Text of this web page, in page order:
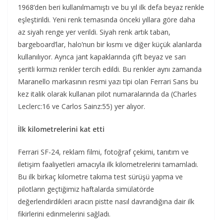
1968’den beri kullanılmamıştı ve bu yıl ilk defa beyaz renkle
eşleştirildi. Yeni renk temasında önceki yıllara göre daha
az siyah renge yer verildi. Siyah renk artık taban,
bargeboard’lar, halo’nun bir kısmı ve diğer küçük alanlarda
kullanılıyor. Ayrıca jant kapaklarında çift beyaz ve sarı
şeritli kırmızı renkler tercih edildi. Bu renkler aynı zamanda
Maranello markasının resmi yazı tipi olan Ferrari Sans bu
kez italik olarak kullanan pilot numaralarında da (Charles
Leclerc:16 ve Carlos Sainz:55) yer alıyor.
İlk kilometrelerini kat etti
Ferrari SF-24, reklam filmi, fotoğraf çekimi, tanıtım ve
iletişim faaliyetleri amacıyla ilk kilometrelerini tamamladı.
Bu ilk birkaç kilometre takıma test sürüşü yapma ve
pilotların geçtiğimiz haftalarda simülatörde
değerlendirdikleri aracın pistte nasıl davrandığına dair ilk
fikirlerini edinmelerini sağladı.